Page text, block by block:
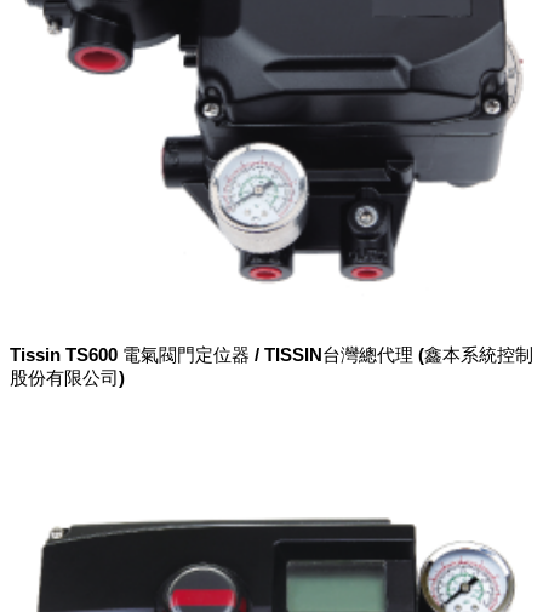
Tissin TS600 電氣閥門定位器 / TISSIN台灣總代理 (鑫本系統控制
股份有限公司)